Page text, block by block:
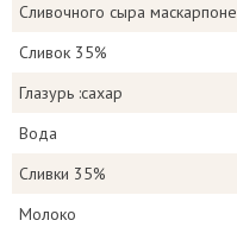
Сливочного сыра маскарпоне
Сливок 35%
Глазурь :сахар
Вода
Сливки 35%
Молоко